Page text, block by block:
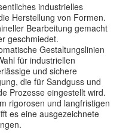
industrielles
Herstellung von Formen.
Bearbeitung gemacht
geschmiedet.
Gestaltungslinien
für industriellen
und sichere
die für Sandguss und
Prozesse eingestellt wird.
rigorosen und langfristigen
es eine ausgezeichnete